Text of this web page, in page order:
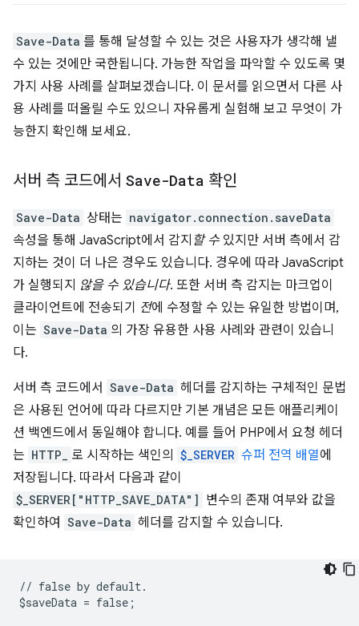
Save-Data 를 통해 달성할 수 있는 것은 사용자가 생각해 낼
수 있는 것에만 국한됩니다. 가능한 작업을 파악할 수 있도록 몇
가지 사용 사례를 살펴보겠습니다. 이 문서를 읽으면서 다른 사
용 사례를 떠올릴 수도 있으니 자유롭게 실험해 보고 무엇이 가
능한지 확인해 보세요.
서버 측 코드에서 Save-Data 확인
Save-Data 상태는 navigator.connection.saveData
속성을 통해 JavaScript에서 감지 할 수 있지만 서버 측에서 감
지하는 것이 더 나은 경우도 있습니다. 경우에 따라 JavaScript
가 실행되지 않을 수 있습니다. 또한 서버 측 감지는 마크업이
클라이언트에 전송되기 전에 수정할 수 있는 유일한 방법이며,
이는 Save-Data 의 가장 유용한 사용 사례와 관련이 있습니
다.
서버 측 코드에서 Save-Data 헤더를 감지하는 구체적인 문법
은 사용된 언어에 따라 다르지만 기본 개념은 모든 애플리케이
션 백엔드에서 동일해야 합니다. 예를 들어 PHP에서 요청 헤더
는 HTTP_ 로 시작하는 색인의 $_SERVER 슈퍼 전역 배열에
저장됩니다. 따라서 다음과 같이
$_SERVER["HTTP_SAVE_DATA"]
변수의 존재 여부와 값을
확인하여 Save-Data 헤더를 감지할 수 있습니다.
// false by default.
$saveData = false;